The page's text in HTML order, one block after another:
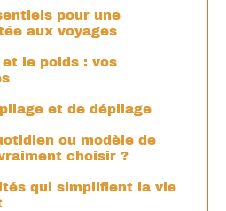
pour une
aux voyages
le poids : vos
et de dépliage
ou modèle de
choisir ?
qui simplifient la vie